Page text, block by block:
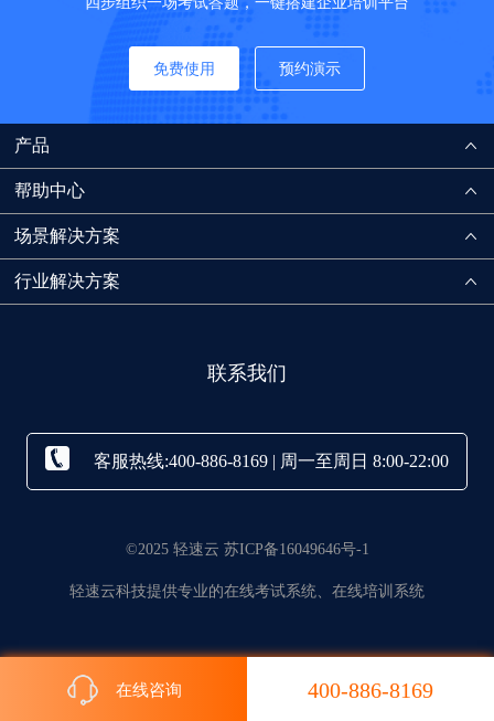
免费使用 预约演示
产品
帮助中心
场景解决方案
行业解决方案
联系我们
客服热线:400-886-8169 | 周一至周日 8:00-22:00
©2025 轻速云 苏ICP备16049646号-1
轻速云科技提供专业的在线考试系统、在线培训系统
在线咨询 400-886-8169